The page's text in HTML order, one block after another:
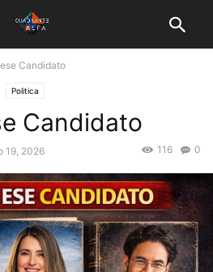
Candidato
Politica
Candidato
19, 2026 0
116